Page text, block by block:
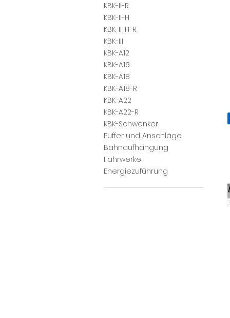
KBK-II-R
KBK-II-H
KBK-II-H-R
KBK-III
KBK-A12
KBK-A16
KBK-A18
KBK-A18-R
KBK-A22
KBK-A22-R
KBK-Schwenker
Puffer und Anschläge
Bahnaufhängung
Fahrwerke
Energiezuführung